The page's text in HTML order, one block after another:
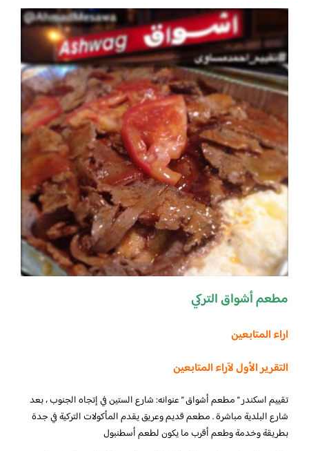
مطعم أشواق التركي
اراء المتابعين
التقرير الأول لآراء المتابعين
تقييم اسكندر ” مطعم أشواق ” عنوانه: شارع الستين في إتجاه الجنوب ، بعد
شارع البلدية مباشرة . مطعم قديم وعريق يقدم المأكولات التركية في جدة
بطريقة وخدمة وطعم أقرب ما يكون لطعم أسطنبول